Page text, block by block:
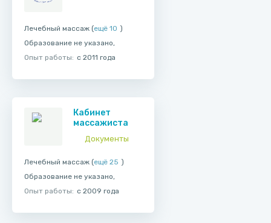
Лечебный массаж (ещё 10 )
Образование не указано,
Опыт работы: с 2011 года
Кабинет
массажиста
Документы
Лечебный массаж (ещё 25 )
Образование не указано,
Опыт работы: с 2009 года